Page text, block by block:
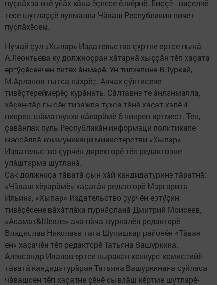
пуçлăхра икӗ уйăх кăна ӗçлесе ӗлкӗрнӗ. Виççӗ - виçеллӗ
тесе шутлаççӗ пулмалла Чăваш Республикин пичет
пуçлăхӗсем.
Нумай çул «Хыпар» Издательство çуртне ерт­се пынă
А.Леонтьева ку должноçран хăтарнă хыççăн тӗп хаçата
ертӳçӗсенчен питех ăнмарӗ. Ун тилхепине В.Туркай,
М.Арланов тытса пăхрӗç. Анчах çӳлтисене
тивӗçтереймерӗç курăнать. Сăлтавне те ăнланмалла,
хăçан-тăр пысăк тиражпа тухса тăнă хаçат халӗ 4
пинрен, шăматкунхи кăларăмӗ 6 пинрен иртмест. Тен,
çавăнпах пуль Республикăн информаци политикипе
массăллă коммуникаци министерстви «Хыпар»
Издательство çурчӗн директорӗ-тӗп редакторне
улăштарма шутланă.
Çак должноçа тăватă çын хăй кандидатурине тăратнă:
«Чăваш хӗрарăмӗ» хаçатăн редакторӗ Маргарита
Ильина, «Хыпар» Издательство çурчӗн ертӳçин
тивӗçӗсене вăхăтлăха пурнăçланă Дмитрий Моисеев,
«Асамат&Шевле» ача-пăча журналӗн редакторӗ
Владислав Николаев тата Шупашкар районӗн «Тăван
ен» хаçачӗн тӗп редакторӗ Татьяна Вашуркина.
Александр Иванов ертсе пыракан конкурс комиссийӗ
тăватă кандидатурăран Татьяна Вашуркинана суйласа
чăвашсен тӗп хаçатне çӗнӗ сывлăш кӗртме шутларӗ-